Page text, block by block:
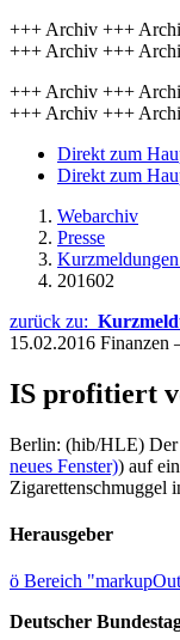
+++ Archiv +++
+++ Archiv +++
+++ Archiv +++
+++ Archiv +++
Direkt zum
Direkt zum
Webarchiv
Presse
201602
zurück zu:
15.02.2016
IS profitiert
Berlin: (hib/HLE) Der
neues Fenster)) auf
Zigarettenschmuggel
Herausgeber
ö Bereich
Deutscher